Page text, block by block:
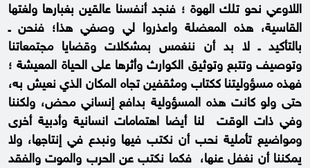
اللاوعي نحو تلك الهوة ؛ فنجد أنفسنا عالقين بغبارها ولغتها
القاسية، هذه المعضلة واعذروا لي وصفي هذا؛ فنحن ـ
بالتأكيد ـ لا بد أن ننغمس بمشكلات وقضايا مجتمعاتنا
وتوصيف وتتبع وتوثيق الكوارث وأثرها على الحياة المعيشة ؛
فهذه مسؤوليتنا ككتاب ومثقفين تجاه المكان الذي نعيش به،
حتى ولو كانت هذه المسؤولية بدافع إنساني محض، ولكننا
وفي ذات الوقت لنا أيضا اهتمامات انسانية وأدبية أخرى
ومواضيع تأملية نحب أن نكتب فيها ونبدع في إنتاجها، ولا
يمكننا أن نغفل عنها، فكما نكتب عن الحرب والموت والفقد